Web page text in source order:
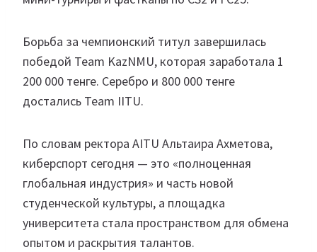
Борьба за чемпионский титул завершилась
победой Team KazNMU, которая заработала 1
200 000 тенге. Серебро и 800 000 тенге
достались Team IITU.
По словам ректора AITU Альтаира Ахметова,
киберспорт сегодня — это «полноценная
глобальная индустрия» и часть новой
студенческой культуры, а площадка
университета стала пространством для обмена
опытом и раскрытия талантов.